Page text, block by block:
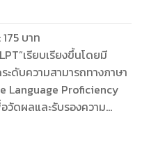
เรียบเรียงขึ้นโดยมี
ะดับความสามารถทางภาษา
Language Proficiency
วัดผลและรับรองความ
งชาติที่ศึกษาภาษาญี่ปุ่น